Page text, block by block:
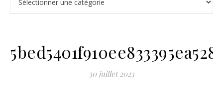
30 juillet 2023